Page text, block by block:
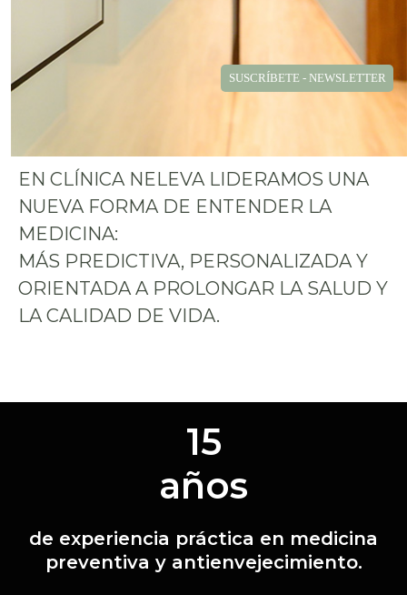
EN CLÍNICA NELEVA LIDERAMOS UNA
NUEVA FORMA DE ENTENDER LA
MEDICINA:
MÁS PREDICTIVA, PERSONALIZADA Y
ORIENTADA A PROLONGAR LA SALUD Y
LA CALIDAD DE VIDA.
15
años
de experiencia práctica en medicina
preventiva y antienvejecimiento.
SUSCRÍBETE - NEWSLETTER